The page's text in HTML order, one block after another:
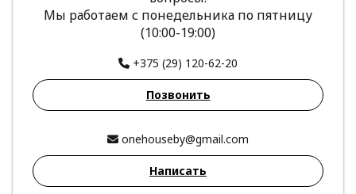
Мы работаем с понедельника по пятницу
(10:00-19:00)
+375 (29) 120-62-20
Позвонить
onehouseby@gmail.com
Написать